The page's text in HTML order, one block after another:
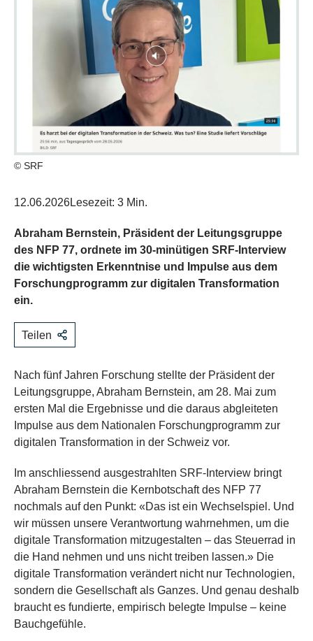
© SRF
12.06.2026Lesezeit: 3 Min.
Abraham Bernstein, Präsident der Leitungsgruppe
des NFP 77, ordnete im 30-minütigen SRF-Interview
die wichtigsten Erkenntnise und Impulse aus dem
Forschungprogramm zur digitalen Transformation
ein.
Teilen
Nach fünf Jahren Forschung stellte der Präsident der
Leitungsgruppe, Abraham Bernstein, am 28. Mai zum
ersten Mal die Ergebnisse und die daraus abgleiteten
Impulse aus dem Nationalen Forschungprogramm zur
digitalen Transformation in der Schweiz vor.
Im anschliessend ausgestrahlten SRF-Interview bringt
Abraham Bernstein die Kernbotschaft des NFP 77
nochmals auf den Punkt: «Das ist ein Wechselspiel. Und
wir müssen unsere Verantwortung wahrnehmen, um die
digitale Transformation mitzugestalten – das Steuerrad in
die Hand nehmen und uns nicht treiben lassen.» Die
digitale Transformation verändert nicht nur Technologien,
sondern die Gesellschaft als Ganzes. Und genau deshalb
braucht es fundierte, empirisch belegte Impulse – keine
Bauchgefühle.